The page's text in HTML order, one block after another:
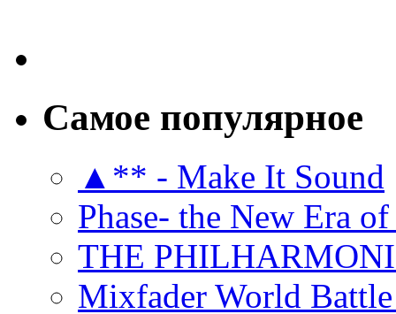
Самое популярное
▲** - Make It Sound
Phase- the New Era
THE
Mixfader World